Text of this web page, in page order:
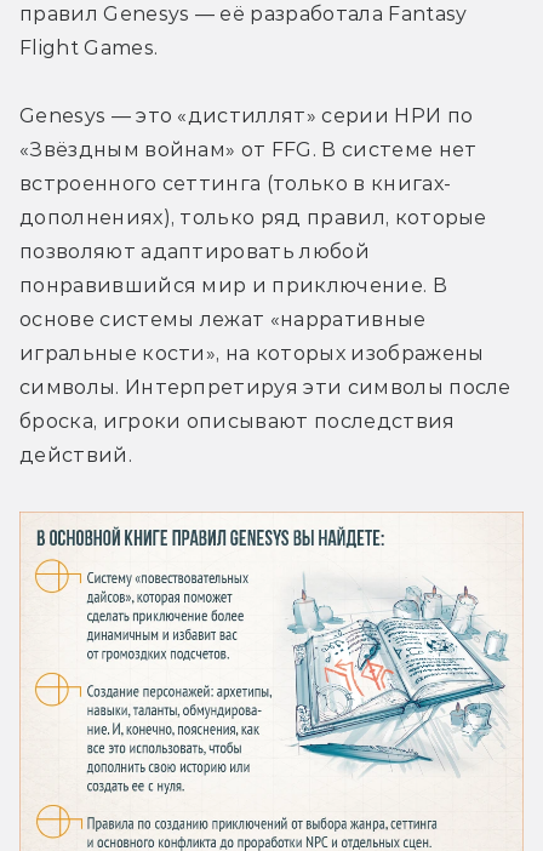
правил Genesys — её разработала Fantasy
Flight Games.
Genesys — это «дистиллят» серии НРИ по
«Звёздным войнам» от FFG. В системе нет
встроенного сеттинга (только в книгах-
дополнениях), только ряд правил, которые
позволяют адаптировать любой
понравившийся мир и приключение. В
основе системы лежат «нарративные
игральные кости», на которых изображены
символы. Интерпретируя эти символы после
броска, игроки описывают последствия
действий.